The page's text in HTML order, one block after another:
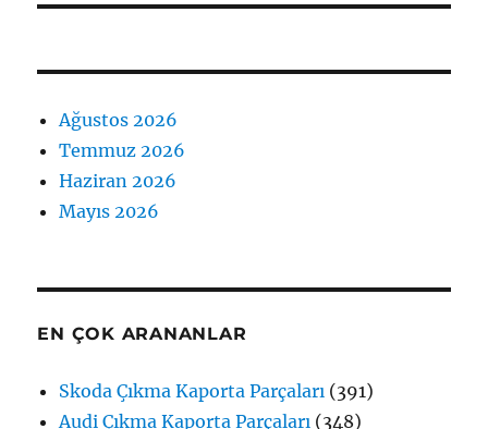
Ağustos 2026
Temmuz 2026
Haziran 2026
Mayıs 2026
EN ÇOK ARANANLAR
Skoda Çıkma Kaporta Parçaları (391)
Audi Çıkma Kaporta Parçaları (348)